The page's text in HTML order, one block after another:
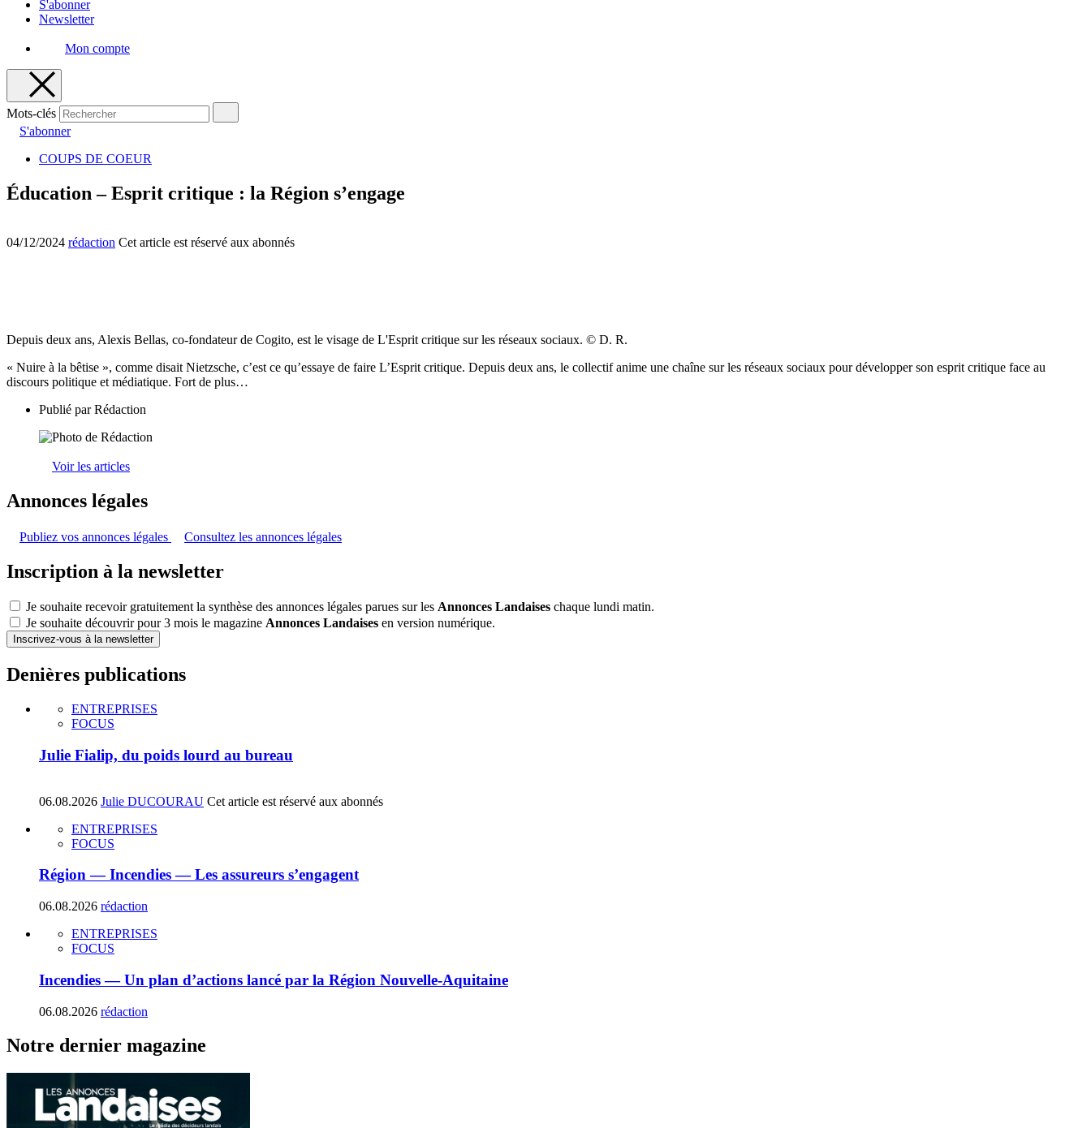
S'abonner
Newsletter
Mon compte
Mots-clés
S'abonner
COUPS DE COEUR
Éducation – Esprit critique : la Région s’engage
04/12/2024 rédaction Cet article est réservé aux abonnés
Depuis deux ans, Alexis Bellas, co-fondateur de Cogito, est le visage de L'Esprit critique sur les réseaux sociaux. © D. R.
« Nuire à la bêtise », comme disait Nietzsche, c’est ce qu’essaye de faire L’Esprit critique. Depuis deux ans, le collectif anime une chaîne sur les réseaux sociaux pour développer son esprit critique face au
discours politique et médiatique. Fort de plus…
Publié parRédaction
Voir les articles
Annonces légales
Publiez vos annonces légales Consultez les annonces légales
Inscription à la newsletter
Je souhaite recevoir gratuitement la synthèse des annonces légales parues sur les Annonces Landaises chaque lundi matin.
Je souhaite découvrir pour 3 mois le magazine Annonces Landaises en version numérique.
Inscrivez-vous à la newsletter
Denières publications
ENTREPRISES
FOCUS
Julie Fialip, du poids lourd au bureau
06.08.2026 Julie DUCOURAU Cet article est réservé aux abonnés
ENTREPRISES
FOCUS
Région — Incendies — Les assureurs s’engagent
06.08.2026 rédaction
ENTREPRISES
FOCUS
Incendies — Un plan d’actions lancé par la Région Nouvelle-Aquitaine
06.08.2026 rédaction
Notre dernier magazine